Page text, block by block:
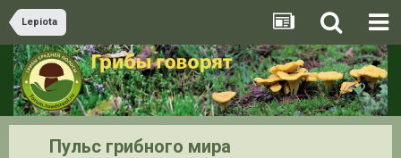
Lepiota
Пульс грибного мира